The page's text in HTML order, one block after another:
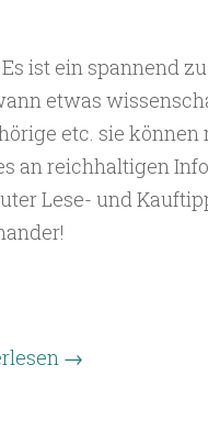
ist ein spannend
etwas
etc. sie können
an reichhaltigen
Lese- und
→